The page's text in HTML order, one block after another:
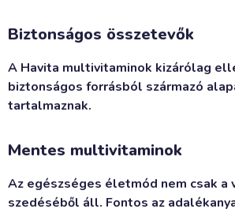
Biztonságos összetevők
A Havita multivitaminok kizárólag
biztonságos forrásból származó
tartalmaznak.
Mentes multivitaminok
Az egészséges életmód nem csak a
szedéséből áll. Fontos az